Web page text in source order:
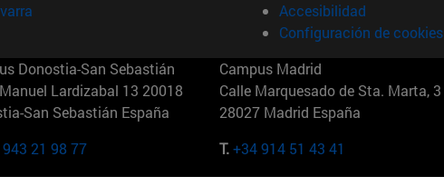
Accesibilidad
Configuración de cookies
Donostia-San Sebastián
Lardizabal 13 20018
San Sebastián España
21 98 77
Campus Madrid
Calle Marquesado de Sta. Marta, 3
28027 Madrid España
T.+34 914 51 43 41